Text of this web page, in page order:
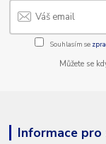
Souhlasím se
Můžete se
Informace pro